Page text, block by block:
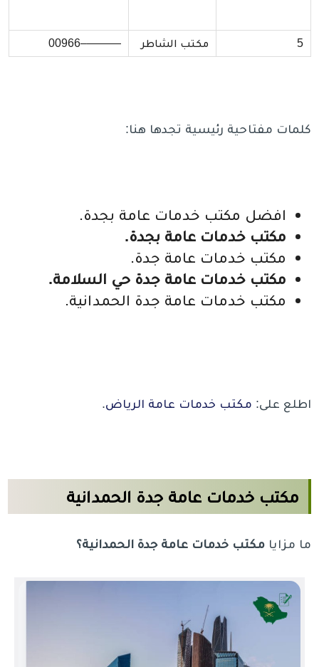
5 مكتب الشاطر ———–00966
كلمات مفتاحية رئيسية تجدها هنا:
افضل مكتب خدمات عامة بجدة.
مكتب خدمات عامة بجدة.
مكتب خدمات عامة جدة.
مكتب خدمات عامة جدة حي السلامة.
مكتب خدمات عامة جدة الحمدانية.
اطلع على: مكتب خدمات عامة الرياض.
مكتب خدمات عامة جدة الحمدانية
ما مزايامكتب خدمات عامة جدة الحمدانية؟